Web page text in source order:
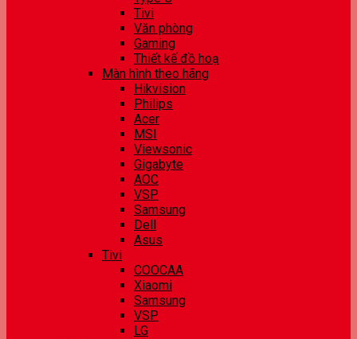
Tivi
Văn phòng
Gaming
Thiết kế đồ hoạ
Màn hình theo hãng
Hikvision
Philips
Acer
MSI
Viewsonic
Gigabyte
AOC
VSP
Samsung
Dell
Asus
Tivi
COOCAA
Xiaomi
Samsung
VSP
LG